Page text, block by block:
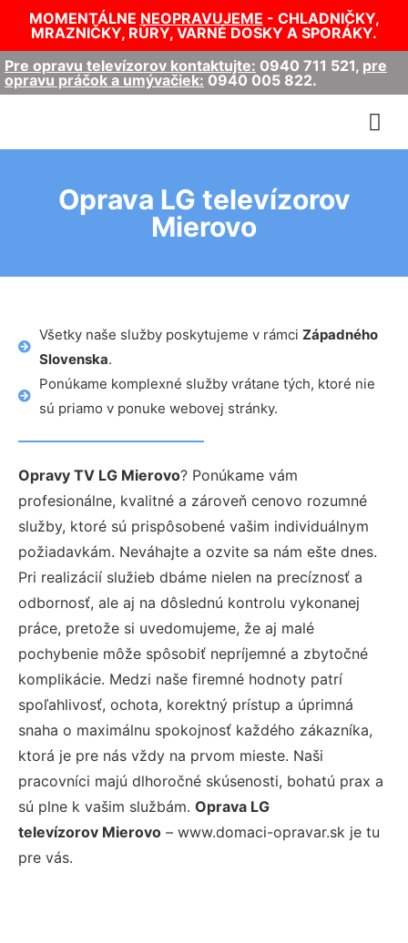
MOMENTÁLNE NEOPRAVUJEME - CHLADNIČKY,
MRAZNIČKY, RÚRY, VARNÉ DOSKY A SPORÁKY.
Pre opravu televízorov kontaktujte: 0940 711 521, pre
opravu práčok a umývačiek: 0940 005 822.
Oprava LG televízorov
Mierovo
Všetky naše služby poskytujeme v rámci Západného
Slovenska.
Ponúkame komplexné služby vrátane tých, ktoré nie
sú priamo v ponuke webovej stránky.
Opravy TV LG Mierovo? Ponúkame vám
profesionálne, kvalitné a zároveň cenovo rozumné
služby, ktoré sú prispôsobené vašim individuálnym
požiadavkám. Neváhajte a ozvite sa nám ešte dnes.
Pri realizácií služieb dbáme nielen na precíznosť a
odbornosť, ale aj na dôslednú kontrolu vykonanej
práce, pretože si uvedomujeme, že aj malé
pochybenie môže spôsobiť nepríjemné a zbytočné
komplikácie. Medzi naše firemné hodnoty patrí
spoľahlivosť, ochota, korektný prístup a úprimná
snaha o maximálnu spokojnosť každého zákazníka,
ktorá je pre nás vždy na prvom mieste. Naši
pracovníci majú dlhoročné skúsenosti, bohatú prax a
sú plne k vašim službám. Oprava LG
televízorov Mierovo – www.domaci-opravar.sk je tu
pre vás.